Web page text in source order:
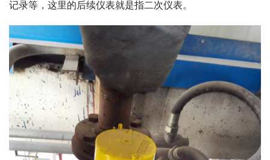
记录等，这里的后续仪表就是指二次仪表。